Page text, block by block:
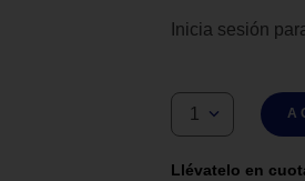
Inicia sesión
1
Llévatelo en